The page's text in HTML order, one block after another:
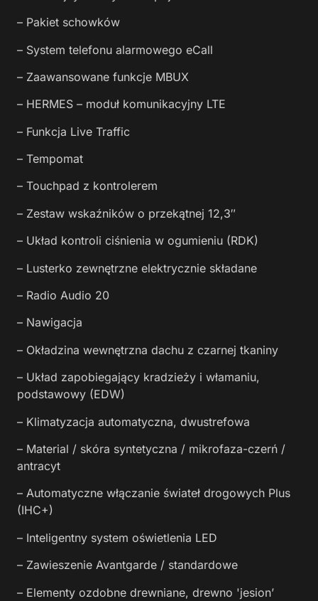
– Pakiet schowków
– System telefonu alarmowego eCall
– Zaawansowane funkcje MBUX
– HERMES – moduł komunikacyjny LTE
– Funkcja Live Traffic
– Tempomat
– Touchpad z kontrolerem
– Zestaw wskaźników o przekątnej 12,3″
– Układ kontroli ciśnienia w ogumieniu (RDK)
– Lusterko zewnętrzne elektrycznie składane
– Radio Audio 20
– Nawigacja
– Okładzina wewnętrzna dachu z czarnej tkaniny
– Układ zapobiegający kradzieży i włamaniu,
podstawowy (EDW)
– Klimatyzacja automatyczna, dwustrefowa
– Material / skóra syntetyczna / mikrofaza-czerń /
antracyt
– Automatyczne włączanie świateł drogowych Plus
(IHC+)
– Inteligentny system oświetlenia LED
– Zawieszenie Avantgarde / standardowe
– Elementy ozdobne drewniane, drewno 'jesion’